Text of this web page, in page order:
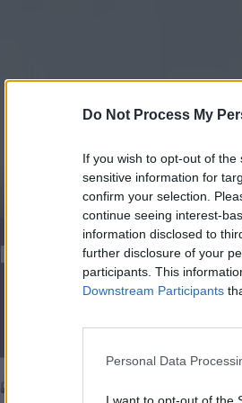
Do Not Process My
If you wish to opt-out of
sensitive information for
confirm your selection.
continue seeing interest-
information disclosed to
further disclosure of your
participants. This
Downstream Participants
Personal Data
I want to opt-out of the
Βουράτε Γειτόνοι